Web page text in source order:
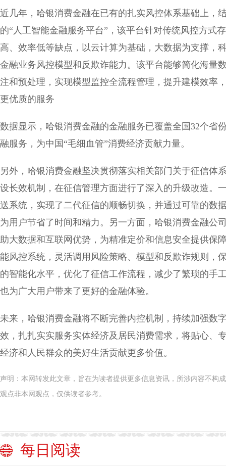
近几年，哈银消费金融在已有的扎实风控体系基础上，
的“人工智能金融服务平台”，该平台针对传统风控方式
高、效率低等缺点，以云计算为基础，大数据为支撑，
金融业务风控模型和反欺诈能力。该平台能够简化海量
注和预处理，实现模型监控全流程管理，提升建模效率
更优质的服务
数据显示，哈银消费金融的金融服务已覆盖全国32个省
融服务，为中国“毛细血管”消费经济贡献力量。
另外，哈银消费金融坚决贯彻落实相关部门关于征信体
设长效机制，在征信管理方面进行了深入的升级改造。
送系统，实现了二代征信的顺畅切换，并通过可靠的数
为用户节省了时间和精力。另一方面，哈银消费金融公
助大数据和互联网优势，为精准定价和信息安全提供保
能风控系统，灵活调用风险策略、模型和反欺诈规则，
的智能化水平，优化了征信工作流程，减少了繁琐的手
也为广大用户带来了更好的金融体验。
未来，哈银消费金融将不断完善内控机制，持续加强数
效，扎扎实实服务实体经济及居民消费需求，将贴心、
经济和人民群众的美好生活贡献更多价值。
声明：本网转发此文章，旨在为读者提供更多信息资讯，所涉内容不构
观点非本网观点，仅供读者参考。
每日阅读